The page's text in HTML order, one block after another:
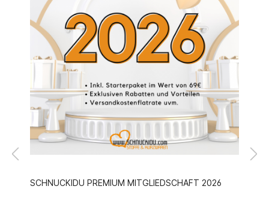
SCHNUCKIDU PREMIUM MITGLIEDSCHAFT 2026